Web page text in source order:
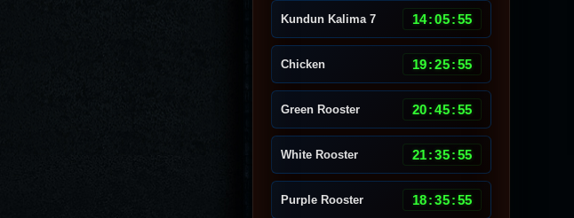
Kundun Kalima 7 14:05:51
Chicken 19:25:51
Green Rooster 20:45:51
White Rooster 21:35:51
Purple Rooster 18:35:51